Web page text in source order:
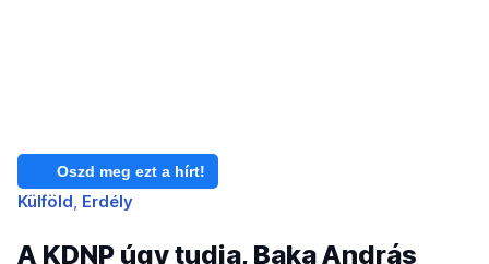
Oszd meg ezt a hírt!
Külföld Erdély
A KDNP úgy tudja, Baka András